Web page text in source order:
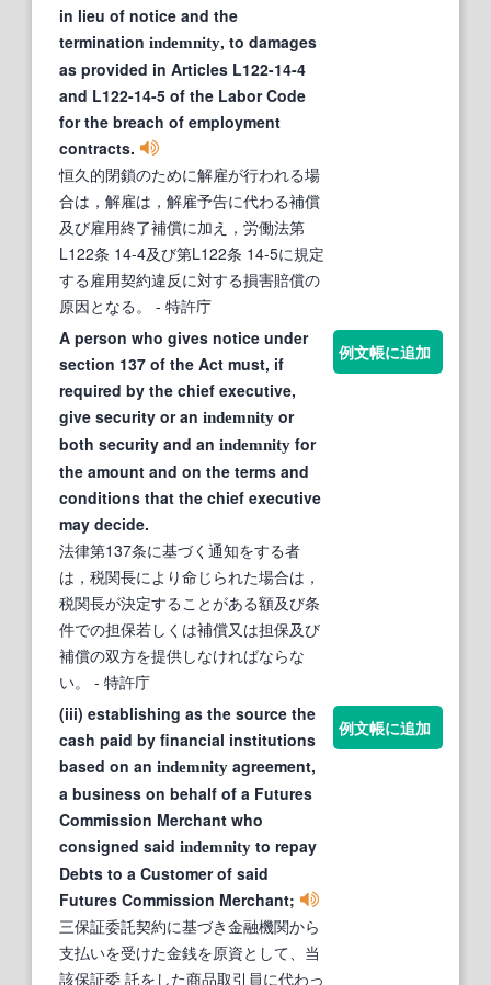
in lieu of notice and the
termination indemnity, to damages
as provided in Articles L122-14-4
and L122-14-5 of the Labor Code
for the breach of employment
contracts.
恒久的閉鎖のために解雇が行われる場
合は，解雇は，解雇予告に代わる補償
及び雇用終了補償に加え，労働法第
L122条 14-4及び第L122条 14-5に規定
する雇用契約違反に対する損害賠償の
原因となる。
- 特許庁
A person who gives notice under
section 137 of the Act must, if
required by the chief executive,
give security or an indemnity or
both security and an indemnity for
the amount and on the terms and
conditions that the chief executive
may decide.
法律第137条に基づく通知をする者
は，税関長により命じられた場合は，
税関長が決定することがある額及び条
件での担保若しくは補償又は担保及び
補償の双方を提供しなければならな
い。
- 特許庁
例文帳に追加
(iii) establishing as the source the
cash paid by financial institutions
based on an indemnity agreement,
a business on behalf of a Futures
Commission Merchant who
consigned said indemnity to repay
Debts to a Customer of said
Futures Commission Merchant;
三保証委託契約に基づき金融機関から
支払いを受けた金銭を原資として、当
該保証委 託をした商品取引員に代わっ
例文帳に追加